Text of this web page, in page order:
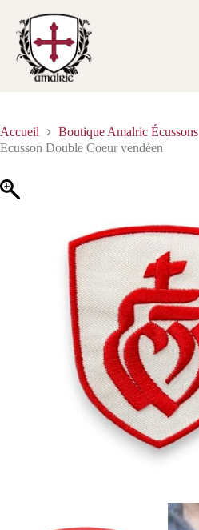
Accueil Boutique Amalric Écussons
Ecusson Double Coeur vendéen